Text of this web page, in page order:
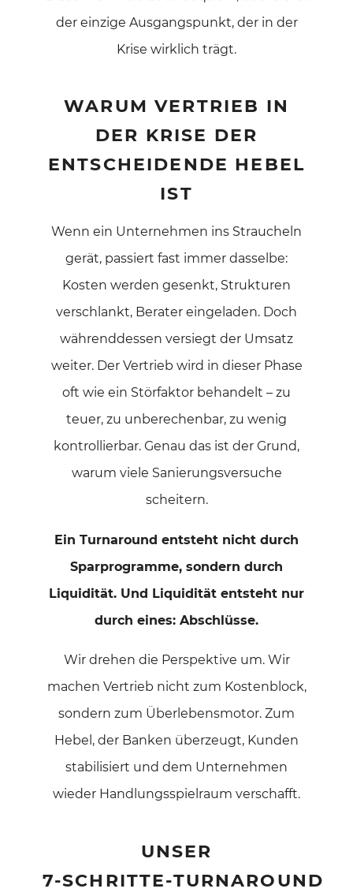
der einzige Ausgangspunkt, der in der
Krise wirklich trägt.
WARUM VERTRIEB IN
DER KRISE DER
ENTSCHEIDENDE HEBEL
IST
Wenn ein Unternehmen ins Straucheln
gerät, passiert fast immer dasselbe:
Kosten werden gesenkt, Strukturen
verschlankt, Berater eingeladen. Doch
währenddessen versiegt der Umsatz
weiter. Der Vertrieb wird in dieser Phase
oft wie ein Störfaktor behandelt – zu
teuer, zu unberechenbar, zu wenig
kontrollierbar. Genau das ist der Grund,
warum viele Sanierungsversuche
scheitern.
Ein Turnaround entsteht nicht durch
Sparprogramme, sondern durch
Liquidität. Und Liquidität entsteht nur
durch eines: Abschlüsse.
Wir drehen die Perspektive um. Wir
machen Vertrieb nicht zum Kostenblock,
sondern zum Überlebensmotor. Zum
Hebel, der Banken überzeugt, Kunden
stabilisiert und dem Unternehmen
wieder Handlungsspielraum verschafft.
UNSER
7‑SCHRITTE‑TURNAROUND